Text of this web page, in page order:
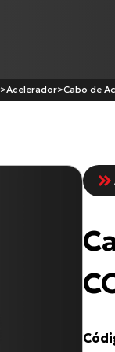
>Acelerador>Cabo de